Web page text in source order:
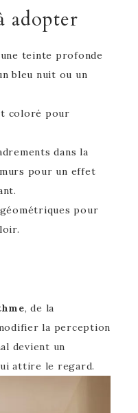
adopter
teinte profonde
bleu nuit ou un
coloré pour
dans la
pour un effet
pour
, de la
la perception
devient un
attire le regard.